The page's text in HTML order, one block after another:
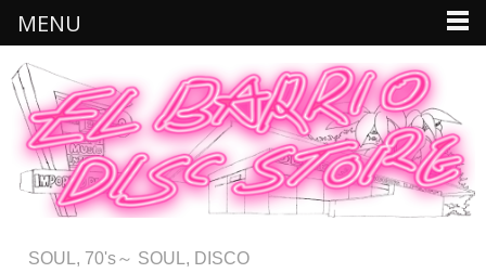
SOUL , 70's～ SOUL , DISCO
MENU